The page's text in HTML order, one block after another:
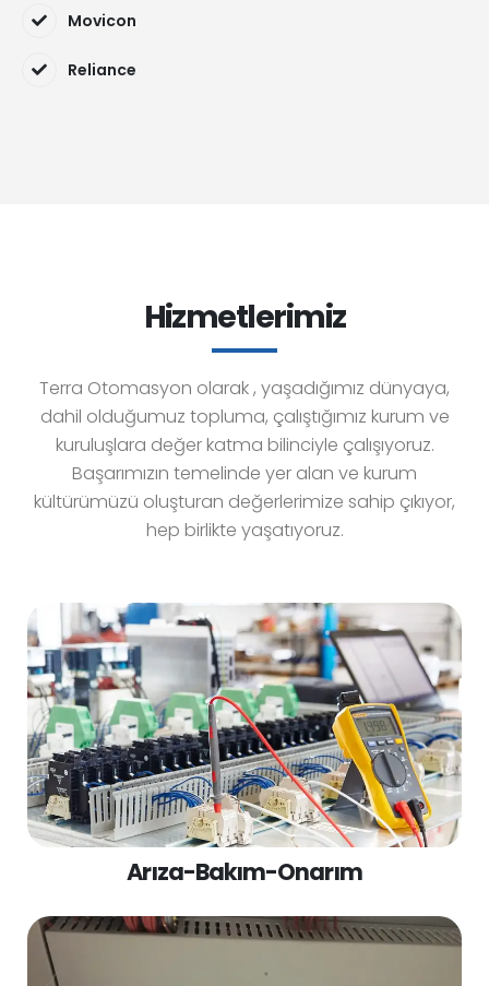
Movicon
Reliance
Hizmetlerimiz
Terra Otomasyon olarak , yaşadığımız dünyaya,
dahil olduğumuz topluma, çalıştığımız kurum ve
kuruluşlara değer katma bilinciyle çalışıyoruz.
Başarımızın temelinde yer alan ve kurum
kültürümüzü oluşturan değerlerimize sahip çıkıyor,
hep birlikte yaşatıyoruz.
Arıza-Bakım-Onarım